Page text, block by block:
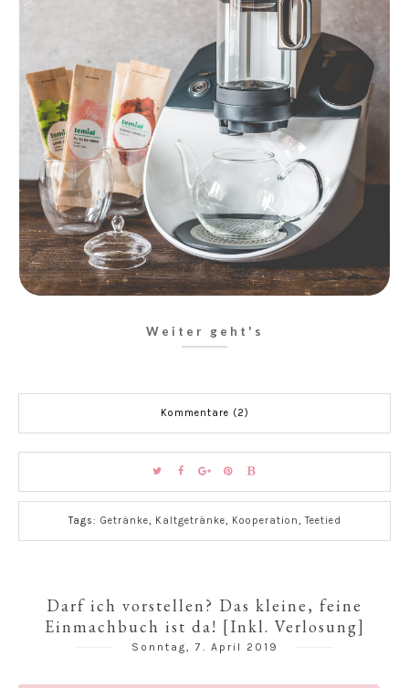
Weiter geht's
Kommentare (2)
Tags: Getränke, Kaltgetränke, Kooperation,Teetied
Darf ich vorstellen? Das kleine, feine
Einmachbuch ist da! [Inkl. Verlosung]
Sonntag, 7. April 2019